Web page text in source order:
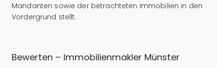
Mandanten sowie der betrachteten Immobilien in den
Vordergrund stellt.
Bewerten – Immobilienmakler Münster